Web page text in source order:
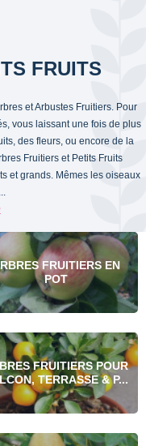
FRUITS
et Arbustes Fruitiers. Pour
vous laissant une fois de plus
des fleurs, ou encore de la
Fruitiers et Petits Fruits
et grands. Mêmes les oiseaux
FRUITIERS EN
POT
FRUITIERS POUR
TERRASSE & P...